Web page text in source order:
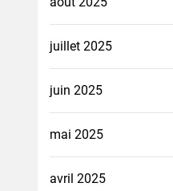
juillet 2025
juin 2025
mai 2025
avril 2025